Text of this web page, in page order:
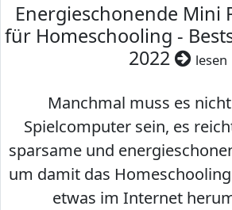
Energieschonende Mini
für Homeschooling -
2022
lesen
Manchmal muss es
Spielcomputer sein, es
sparsame und
um damit das
etwas im Internet